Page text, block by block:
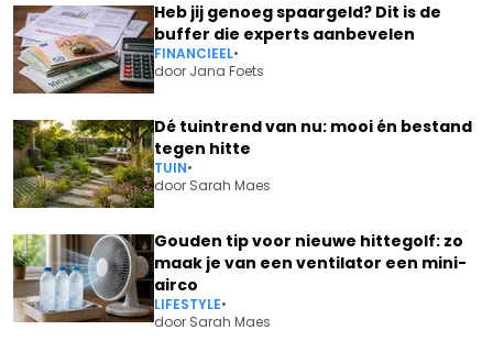
Heb jij genoeg spaargeld? Dit is de
buffer die experts aanbevelen
FINANCIEEL•
door Jana Foets
Dé tuintrend van nu: mooi én bestand
tegen hitte
TUIN•
door Sarah Maes
Gouden tip voor nieuwe hittegolf: zo
maak je van een ventilator een mini-
airco
LIFESTYLE•
door Sarah Maes